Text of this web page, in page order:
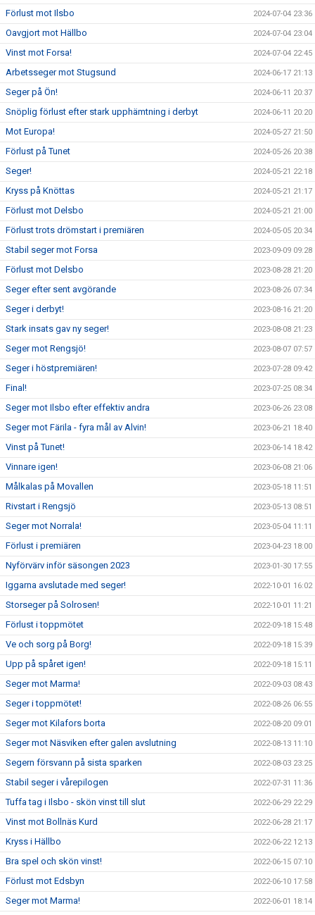
Förlust mot Ilsbo 2024-07-04 23:36
Oavgjort mot Hällbo 2024-07-04 23:04
Vinst mot Forsa! 2024-07-04 22:45
Arbetsseger mot Stugsund 2024-06-17 21:13
Seger på Ön! 2024-06-11 20:37
Snöplig förlust efter stark upphämtning i derbyt 2024-06-11 20:20
Mot Europa! 2024-05-27 21:50
Förlust på Tunet 2024-05-26 20:38
Seger! 2024-05-21 22:18
Kryss på Knöttas 2024-05-21 21:17
Förlust mot Delsbo 2024-05-21 21:00
Förlust trots drömstart i premiären 2024-05-05 20:34
Stabil seger mot Forsa 2023-09-09 09:28
Förlust mot Delsbo 2023-08-28 21:20
Seger efter sent avgörande 2023-08-26 07:34
Seger i derbyt! 2023-08-16 21:20
Stark insats gav ny seger! 2023-08-08 21:23
Seger mot Rengsjö! 2023-08-07 07:57
Seger i höstpremiären! 2023-07-28 09:42
Final! 2023-07-25 08:34
Seger mot Ilsbo efter effektiv andra 2023-06-26 23:08
Seger mot Färila - fyra mål av Alvin! 2023-06-21 18:40
Vinst på Tunet! 2023-06-14 18:42
Vinnare igen! 2023-06-08 21:06
Målkalas på Movallen 2023-05-18 11:51
Rivstart i Rengsjö 2023-05-13 08:51
Seger mot Norrala! 2023-05-04 11:11
Förlust i premiären 2023-04-23 18:00
Nyförvärv inför säsongen 2023 2023-01-30 17:55
Iggarna avslutade med seger! 2022-10-01 16:02
Storseger på Solrosen! 2022-10-01 11:21
Förlust i toppmötet 2022-09-18 15:48
Ve och sorg på Borg! 2022-09-18 15:39
Upp på spåret igen! 2022-09-18 15:11
Seger mot Marma! 2022-09-03 08:43
Seger i toppmötet! 2022-08-26 06:55
Seger mot Kilafors borta 2022-08-20 09:01
Seger mot Näsviken efter galen avslutning 2022-08-13 11:10
Segern försvann på sista sparken 2022-08-03 23:25
Stabil seger i vårepilogen 2022-07-31 11:36
Tuffa tag i Ilsbo - skön vinst till slut 2022-06-29 22:29
Vinst mot Bollnäs Kurd 2022-06-28 21:17
Kryss i Hällbo 2022-06-22 12:13
Bra spel och skön vinst! 2022-06-15 07:10
Förlust mot Edsbyn 2022-06-10 17:58
Seger mot Marma! 2022-06-01 18:14